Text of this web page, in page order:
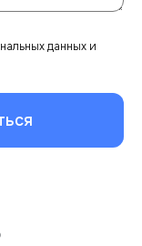
данных и